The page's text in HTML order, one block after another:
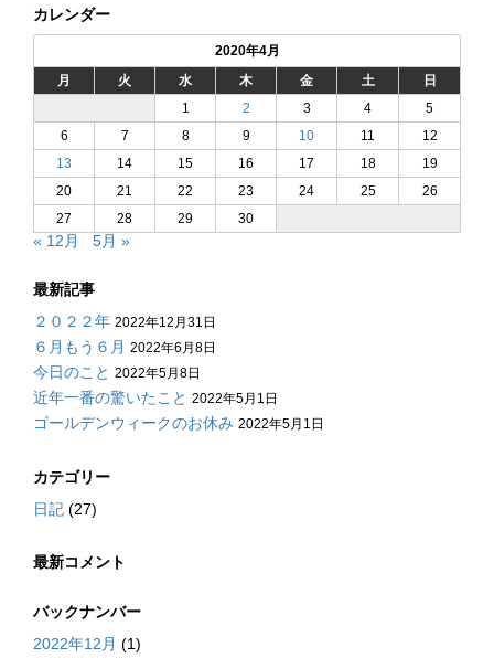
カレンダー
2020年4月
月
火 水 木 金 土
日
1
2 3 4
5
6
7 8 9 10 11
12
13
14 15 16 17 18
19
20
21 22 23 24 25
26
27
28 29 30
« 12月 5月 »
最新記事
２０２２年 2022年12月31日
６月もう６月 2022年6月8日
今日のこと 2022年5月8日
近年一番の驚いたこと 2022年5月1日
ゴールデンウィークのお休み 2022年5月1日
カテゴリー
日記 (27)
最新コメント
バックナンバー
2022年12月 (1)